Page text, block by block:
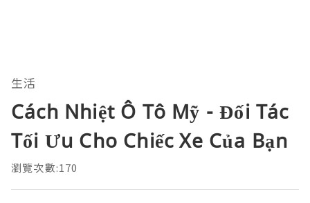
生活
Cách Nhiệt Ô Tô Mỹ - Đối Tác
Tối Ưu Cho Chiếc Xe Của Bạn
瀏覽次數:170